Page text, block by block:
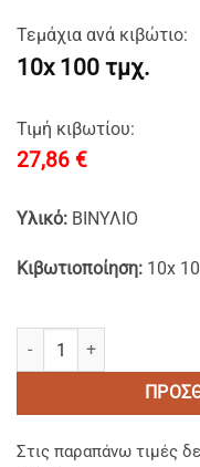
Τεμάχια ανά κιβώτιο:
10x 100 τμχ.
Τιμή κιβωτίου:
27,86 €
Υλικό: ΒΙΝΥΛΙΟ
Κιβωτιοποίηση: 10x
Γάντια Βινυλίου Μπλε
Στις παραπάνω τιμές